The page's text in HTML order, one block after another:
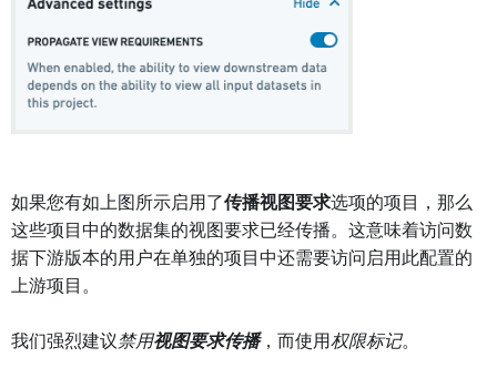
如果您有如上图所示启用了传播视图要求选项的项目，那么
这些项目中的数据集的视图要求已经传播。这意味着访问数
据下游版本的用户在单独的项目中还需要访问启用此配置的
上游项目。
我们强烈建议 禁用视图要求传播，而使用权限标记。